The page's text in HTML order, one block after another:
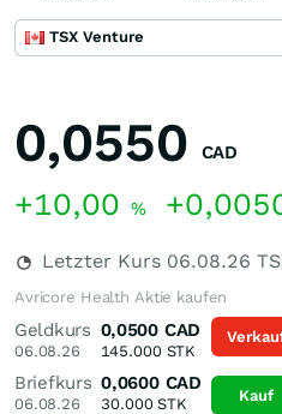
TSX Venture
0,0550 CAD
+10,00 %
Letzter Kurs 06.08.26
Avricore Health Aktie kaufen
Geldkurs
06.08.26
0,0500 CAD
145.000STK
Briefkurs
06.08.26
0,0600 CAD
30.000STK Kauf